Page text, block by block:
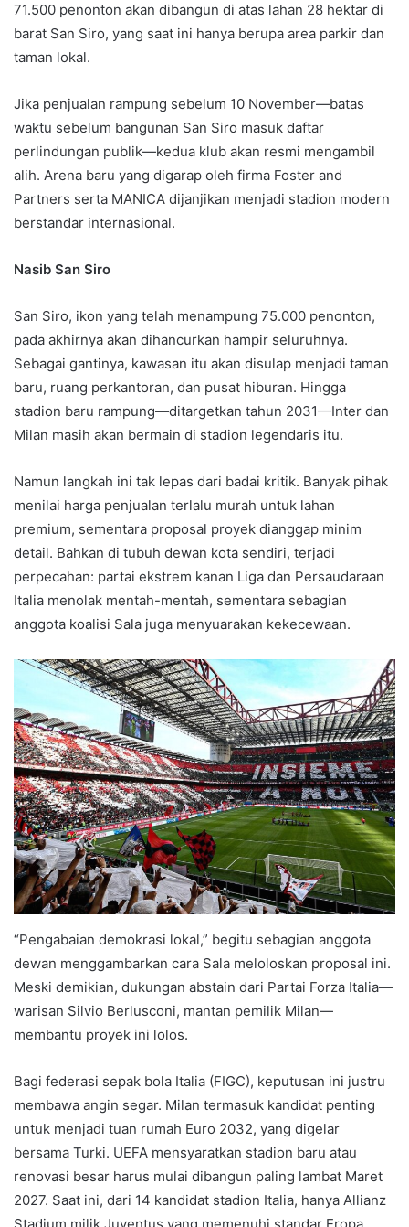
71.500 penonton akan dibangun di atas lahan 28 hektar di
barat San Siro, yang saat ini hanya berupa area parkir dan
taman lokal.
Jika penjualan rampung sebelum 10 November—batas
waktu sebelum bangunan San Siro masuk daftar
perlindungan publik—kedua klub akan resmi mengambil
alih. Arena baru yang digarap oleh firma Foster and
Partners serta MANICA dijanjikan menjadi stadion modern
berstandar internasional.
Nasib San Siro
San Siro, ikon yang telah menampung 75.000 penonton,
pada akhirnya akan dihancurkan hampir seluruhnya.
Sebagai gantinya, kawasan itu akan disulap menjadi taman
baru, ruang perkantoran, dan pusat hiburan. Hingga
stadion baru rampung—ditargetkan tahun 2031—Inter dan
Milan masih akan bermain di stadion legendaris itu.
Namun langkah ini tak lepas dari badai kritik. Banyak pihak
menilai harga penjualan terlalu murah untuk lahan
premium, sementara proposal proyek dianggap minim
detail. Bahkan di tubuh dewan kota sendiri, terjadi
perpecahan: partai ekstrem kanan Liga dan Persaudaraan
Italia menolak mentah-mentah, sementara sebagian
anggota koalisi Sala juga menyuarakan kekecewaan.
“Pengabaian demokrasi lokal,” begitu sebagian anggota
dewan menggambarkan cara Sala meloloskan proposal ini.
Meski demikian, dukungan abstain dari Partai Forza Italia—
warisan Silvio Berlusconi, mantan pemilik Milan—
membantu proyek ini lolos.
Bagi federasi sepak bola Italia (FIGC), keputusan ini justru
membawa angin segar. Milan termasuk kandidat penting
untuk menjadi tuan rumah Euro 2032, yang digelar
bersama Turki. UEFA mensyaratkan stadion baru atau
renovasi besar harus mulai dibangun paling lambat Maret
2027. Saat ini, dari 14 kandidat stadion Italia, hanya Allianz